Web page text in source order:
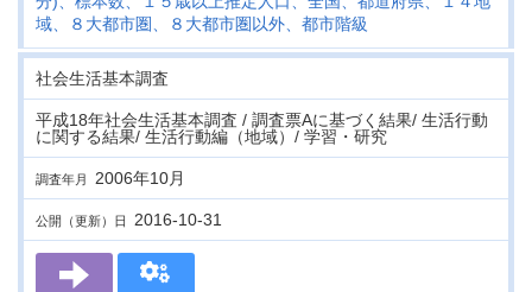
域、８大都市圏、８大都市圏以外、都市階級
社会生活基本調査
平成18年社会生活基本調査 / 調査票Aに基づく結果/ 生活行動
に関する結果/ 生活行動編（地域）/ 学習・研究
調査年月 2006年10月
公開（更新）日 2016-10-31